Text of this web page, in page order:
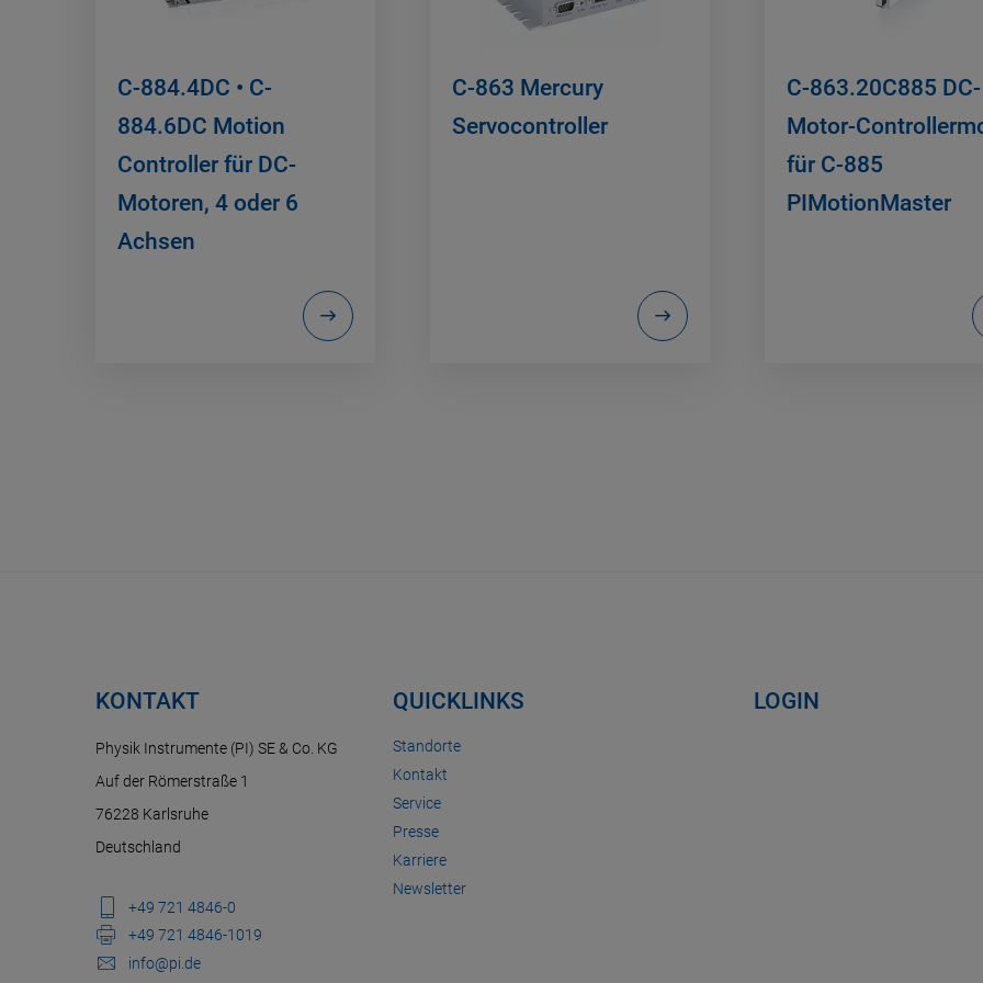
C-884.4DC • C-
884.6DC Motion
Controller für DC-
Motoren, 4 oder 6
Achsen
C-863 Mercury
Servocontroller
C-863.20C885 DC-
Motor-
für C-885
PIMotionMaster
KONTAKT
Physik Instrumente (PI) SE & Co. KG
Auf der Römerstraße 1
76228 Karlsruhe
Deutschland
+49 721 4846-0
+49 721 4846-1019
info@pi.de
QUICKLINKS
Standorte
Kontakt
Service
Presse
Karriere
Newsletter
LOGIN